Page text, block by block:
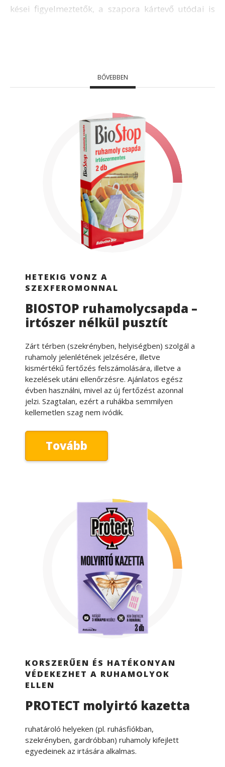
kései figyelmeztetők, a szapora kártevő utódai is
BŐVEBBEN
HETEKIG VONZ A
SZEXFEROMONNAL
BIOSTOP ruhamolycsapda –
irtószer nélkül pusztít
Zárt térben (szekrényben, helyiségben) szolgál a
ruhamoly jelenlétének jelzésére, illetve
kismértékű fertőzés felszámolására, illetve a
kezelések utáni ellenőrzésre. Ajánlatos egész
évben használni, mivel az új fertőzést azonnal
jelzi. Szagtalan, ezért a ruhákba semmilyen
kellemetlen szag nem ivódik.
Tovább
KORSZERŰEN ÉS HATÉKONYAN
VÉDEKEZHET A RUHAMOLYOK
ELLEN
PROTECT molyirtó kazetta
ruhatároló helyeken (pl. ruhásfiókban,
szekrényben, gardróbban) ruhamoly kifejlett
egyedeinek az irtására alkalmas.